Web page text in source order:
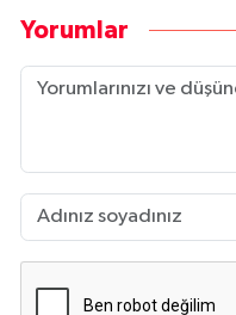
Yorumlar